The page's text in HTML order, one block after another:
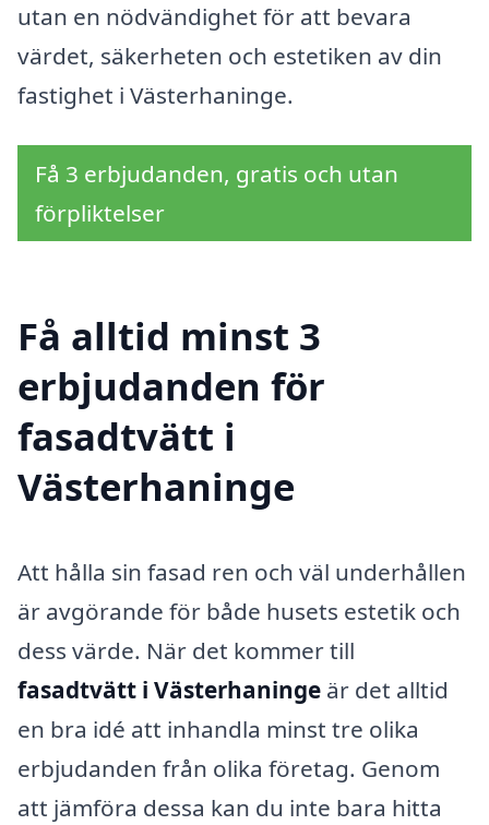
utan en nödvändighet för att bevara
värdet, säkerheten och estetiken av din
fastighet i Västerhaninge.
Få 3 erbjudanden, gratis och utan
förpliktelser
Få alltid minst 3
erbjudanden för
fasadtvätt i
Västerhaninge
Att hålla sin fasad ren och väl underhållen
är avgörande för både husets estetik och
dess värde. När det kommer till
fasadtvätt i Västerhaninge är det alltid
en bra idé att inhandla minst tre olika
erbjudanden från olika företag. Genom
att jämföra dessa kan du inte bara hitta